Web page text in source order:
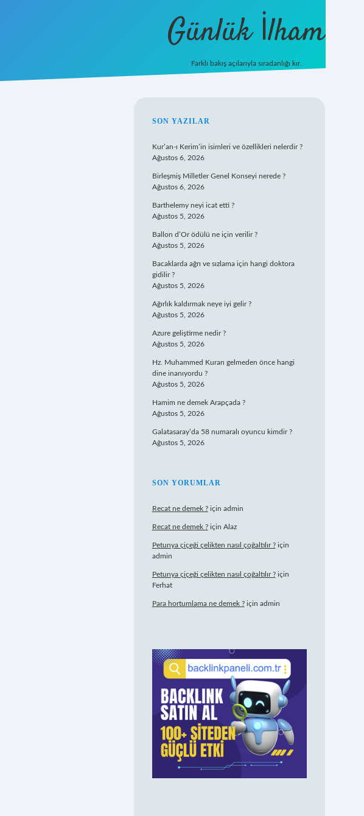
Günlük İlham
Farklı bakış açılarıyla sıradanlığı kır.
SIDEBAR
SON YAZILAR
Kur’an-ı Kerim’in isimleri ve özellikleri nelerdir ?
Ağustos 6, 2026
Birleşmiş Milletler Genel Konseyi nerede ?
Ağustos 6, 2026
Barthelemy neyi icat etti ?
Ağustos 5, 2026
Ballon d’Or ödülü ne için verilir ?
Ağustos 5, 2026
Bacaklarda ağrı ve sızlama için hangi doktora
gidilir ?
Ağustos 5, 2026
Ağırlık kaldırmak neye iyi gelir ?
Ağustos 5, 2026
Azure geliştirme nedir ?
Ağustos 5, 2026
Hz. Muhammed Kuran gelmeden önce hangi
dine inanıyordu ?
Ağustos 5, 2026
Hamim ne demek Arapçada ?
Ağustos 5, 2026
Galatasaray’da 58 numaralı oyuncu kimdir ?
Ağustos 5, 2026
SON YORUMLAR
Recat ne demek ?için admin
Recat ne demek ?için Alaz
Petunya çiçeği çelikten nasıl çoğaltılır ?için
admin
Petunya çiçeği çelikten nasıl çoğaltılır ?için
Ferhat
Para hortumlama ne demek ?için admin